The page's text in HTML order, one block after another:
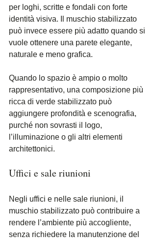
per loghi, scritte e fondali con forte
identità visiva. Il muschio stabilizzato
può invece essere più adatto quando si
vuole ottenere una parete elegante,
naturale e meno grafica.
Quando lo spazio è ampio o molto
rappresentativo, una composizione più
ricca di verde stabilizzato può
aggiungere profondità e scenografia,
purché non sovrasti il logo,
l’illuminazione o gli altri elementi
architettonici.
Uffici e sale riunioni
Negli uffici e nelle sale riunioni, il
muschio stabilizzato può contribuire a
rendere l’ambiente più accogliente,
senza richiedere la manutenzione del